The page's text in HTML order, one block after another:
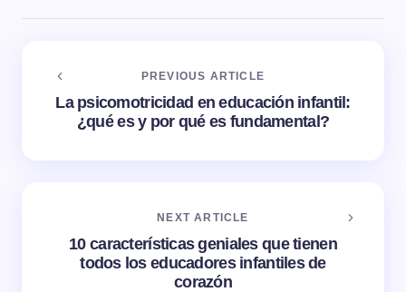
PREVIOUS ARTICLE
La psicomotricidad en educación infantil:
¿qué es y por qué es fundamental?
NEXT ARTICLE
10 características geniales que tienen
todos los educadores infantiles de
corazón